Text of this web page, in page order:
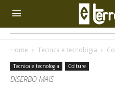
Home Tecnica e tecnologia
Tecnica e tecnologia Colture
DISERBO MAIS